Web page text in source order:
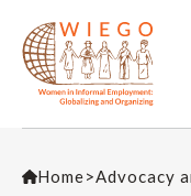
Home>Advocacy